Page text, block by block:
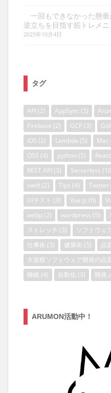
一回もできなかった懸
逆立ちを目指す筋トレメ
2025年10月4日
タグ
API (2) AppSync (5)
Firebase (2) GCP (3)
iOS (2) Lambda (5) Mac
OSS (4) python (5) React
REST API (3) Serverless
swift (2) Tips (4) Twitter
UIテスト (3) Vue.js (6)
webp (2) wordpress (5)
ストレッチ (3) ソフトウェ
仕事術 (3) 健康術 (5) 品
大規模ソフトウェア開発の品
睡眠 (4) 自動化 (3) 開発
ARUMON活動中！